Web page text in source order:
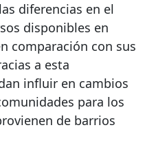
diferencias en el
disponibles en
comparación con sus
a esta
influir en cambios
para los
de barrios